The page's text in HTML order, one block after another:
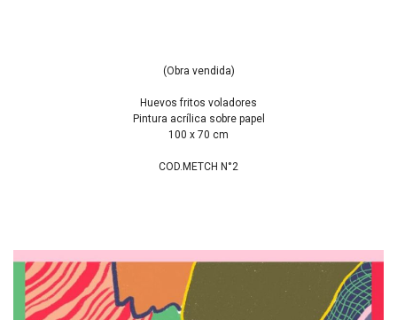
(Obra vendida)
Huevos fritos voladores
Pintura acrílica sobre papel
100 x 70 cm
COD.METCH N°2